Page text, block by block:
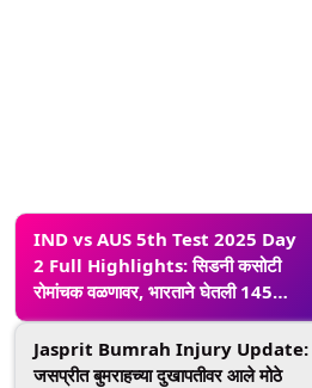
IND vs AUS 5th Test 2025 Day
2 Full Highlights: सिडनी कसोटी
रोमांचक वळणावर, भारताने घेतली 145
धावांची आघाडी; येथे पाहा दुसऱ्या दिवसाचे
संपूर्ण हायलाइट्स एका क्लिकवर
Jasprit Bumrah Injury Update:
जसप्रीत बुमराहच्या दुखापतीवर आले मोठे